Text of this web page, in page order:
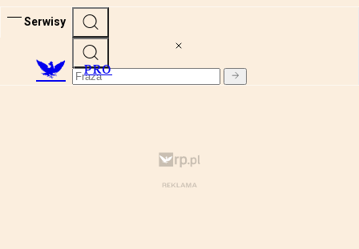
Serwisy
PRO